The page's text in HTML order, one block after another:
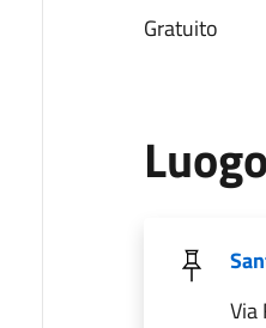
Gratuito
Luogo
Via